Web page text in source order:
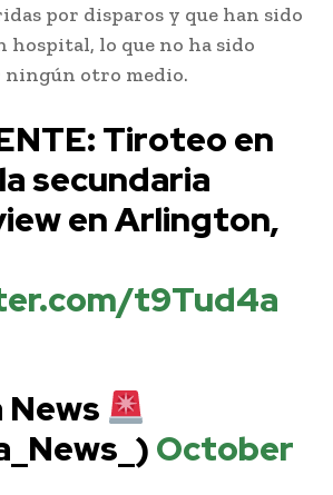
por disparos y que han sido
hospital, lo que no ha sido
ningún otro medio.
Tiroteo en
secundaria
en Arlington,
t9Tud4a
October